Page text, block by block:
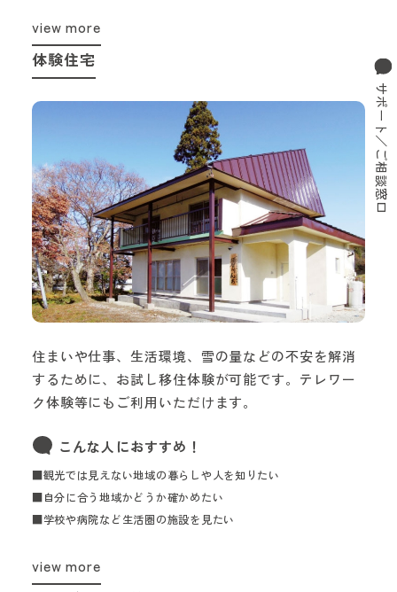
view more
体験住宅
住まいや仕事、生活環境、雪の量などの不安を解消
するために、お試し移住体験が可能です。テレワー
ク体験等にもご利用いただけます。
こんな人におすすめ！
■観光では見えない地域の暮らしや人を知りたい
■自分に合う地域かどうか確かめたい
■学校や病院など生活圏の施設を見たい
view more
サポート／ご相談窓口